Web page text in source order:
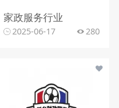
家政服务行业
2025-06-17 280